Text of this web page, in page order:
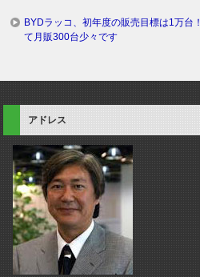
BYDラッコ、初年度の販売目標は1万
て月販300台少々です
アドレス